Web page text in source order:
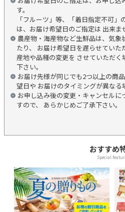
す。
「フルーツ」等、「着日指定不可
は、お届け希望日のご指定は 出来ま
農産物・海産物など生鮮品は、気象
たり、 お届け希望日を遅らせていた
産地や品種の変更を させていただ
下さい。
お届け先様が同じでも2つ以上の商
望日や お届けのタイミングが異なる
お申し込み後の変更・キャンセルに
すので、 あらかじめご了承下さい。
おすすめ
Special